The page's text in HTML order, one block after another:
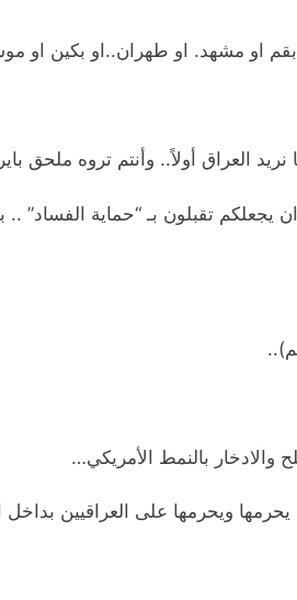
العراق أولاً.. وأنتم تروه ملحق
يجعلكم تقبلون بـ “حماية
والادخار بالنمط الأمريكي…
يحرمها ويحرمها على العراقيين